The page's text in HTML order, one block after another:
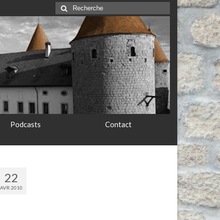
Rechercher
:
Podcasts Contact
22
AVR 2010